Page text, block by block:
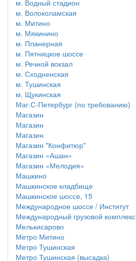
м. Водный стадион
м. Волоколамская
м. Митино
м. Мякинино
м. Планерная
м. Пятницкое шоссе
м. Речной вокзал
м. Сходненская
м. Тушинская
м. Щукинская
Маг.С-Петербург (по требованию)
Магазин
Магазин
Магазин
Магазин "Конфитюр"
Магазин «Ашан»
Магазин «Мелодия»
Машкино
Машкинское кладбище
Машкинское шоссе, 15
Международное шоссе / Институт
Международный грузовой комплекс
Мелькисарово
Метро Митино
Метро Тушинская
Метро Тушинская (высадка)